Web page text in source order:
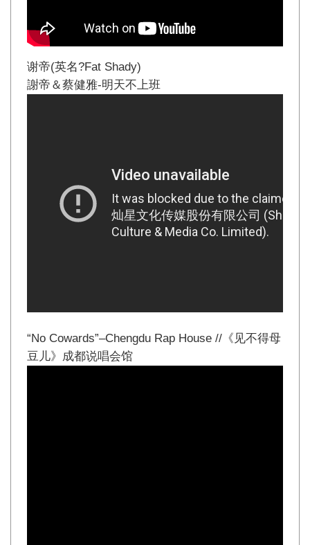
谢帝(英名?Fat Shady)
謝帝＆蔡健雅-明天不上班
“No Cowards”–Chengdu Rap House //《见不得母
豆儿》成都说唱会馆